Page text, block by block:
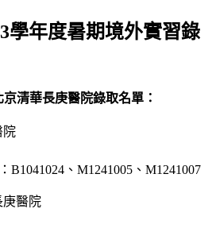
學年度暑期境外實習錄
清華長庚醫院錄取名單：
院
、M1241005、M1241007
庚醫院